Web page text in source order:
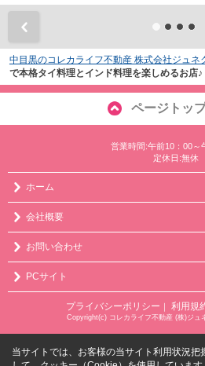
中目黒のコレカライフ不動産 株式会社ジュネ
で本格タイ料理とインド料理を楽しめるお店
ページトッ
営業時間:午前10：00～
定休日:無休
ホーム
会社概要
お問い合わせ
PCサイト
プライバシーポリシー ｜ 利用規
Copyright(c) コレカライフ不動産 (株)ジュ
当サイトでは、お客様の当サイト利用状況把